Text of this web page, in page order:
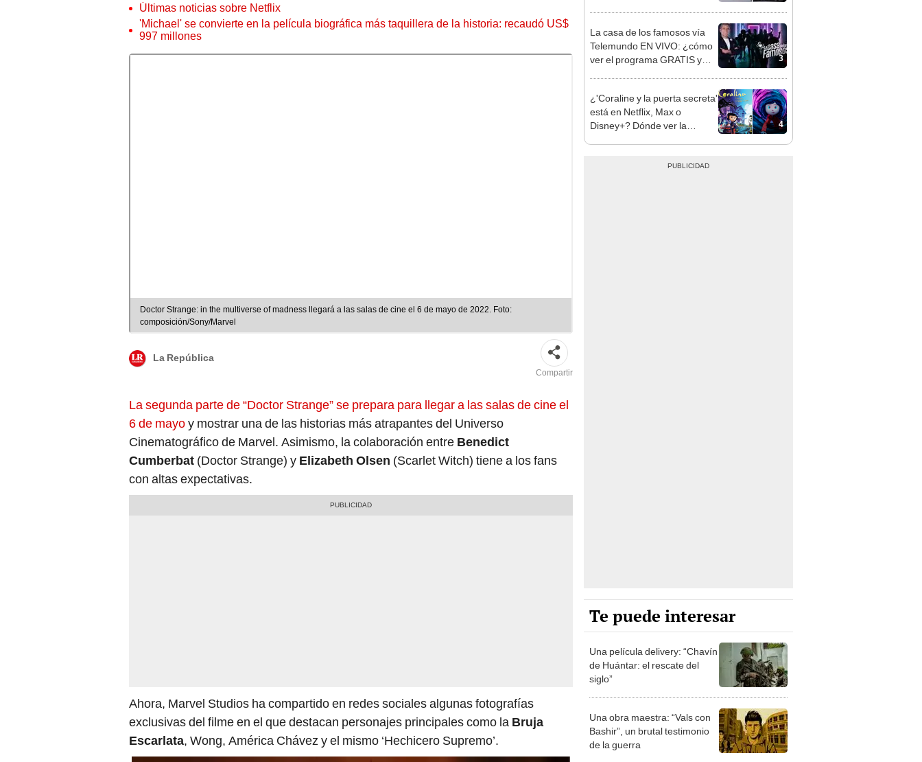
Últimas noticias sobre Netflix
'Michael' se convierte en la película biográfica más taquillera de la historia: recaudó US$
997 millones
Doctor Strange: in the multiverse of madness llegará a las salas de cine el 6 de mayo de 2022. Foto:
composición/Sony/Marvel
La República
Compartir
La segunda parte de “Doctor Strange” se prepara para llegar a las salas de cine el
6 de mayoy mostrar una de las historias más atrapantes del Universo
Cinematográfico de Marvel. Asimismo, la colaboración entre Benedict
Cumberbat (Doctor Strange) y Elizabeth Olsen (Scarlet Witch) tiene a los fans
con altas expectativas.
Ahora, Marvel Studios ha compartido en redes sociales algunas fotografías
exclusivas del filme en el que destacan personajes principales como la Bruja
Escarlata, Wong, América Chávez y el mismo ‘Hechicero Supremo’.
en Telemundo
3
La casa de los famosos vía
Telemundo EN VIVO: ¿cómo
ver el programa GRATIS y
4
¿'Coraline y la puerta secreta'
está en Netflix, Max o
Disney+? Dónde ver la
Te puede interesar
Una película delivery: “Chavín
de Huántar: el rescate del
siglo”
Una obra maestra: “Vals con
Bashir”, un brutal testimonio
de la guerra